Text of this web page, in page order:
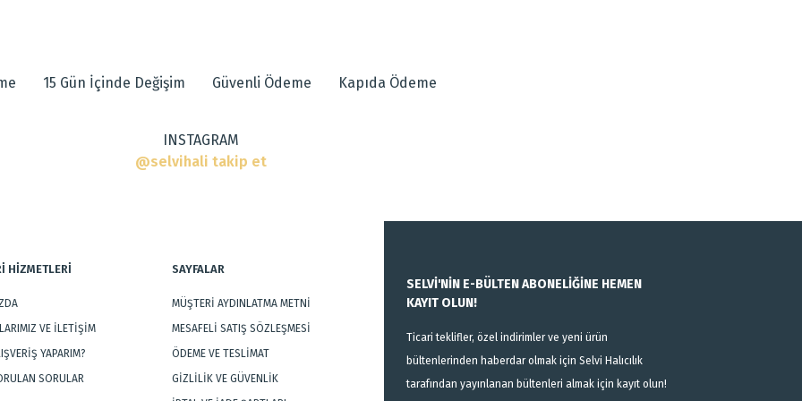
Gönder
15 Gün İçinde Değişim Güvenli Ödeme Kapıda Ödeme
INSTAGRAM
@selvihali takip et
HİZMETLERİ
VE İLETİŞİM
YAPARIM?
SORULAR
SAYFALAR
MÜŞTERİ AYDINLATMA METNİ
MESAFELİ SATIŞ SÖZLEŞMESİ
ÖDEME VE TESLİMAT
GİZLİLİK VE GÜVENLİK
SELVİ'NİN E-BÜLTEN ABONELİĞİNE HEMEN
KAYIT OLUN!
Ticari teklifler, özel indirimler ve yeni ürün
bültenlerinden haberdar olmak için Selvi Halıcılık
tarafından yayınlanan bültenleri almak için kayıt olun!